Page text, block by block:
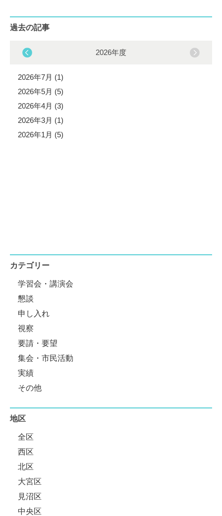
過去の記事
2026年度
2026年7月 (1)
2026年5月 (5)
2026年4月 (3)
2026年3月 (1)
2026年1月 (5)
カテゴリー
学習会・講演会
懇談
申し入れ
視察
要請・要望
集会・市民活動
実績
その他
地区
全区
西区
北区
大宮区
見沼区
中央区